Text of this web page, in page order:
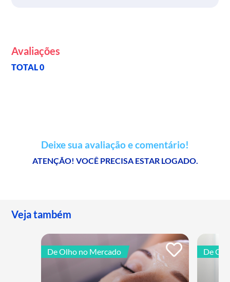
Avaliações
TOTAL 0
Deixe sua avaliação e comentário!
ATENÇÃO! VOCÊ PRECISA ESTAR LOGADO.
Veja também
De Olho no Mercado De